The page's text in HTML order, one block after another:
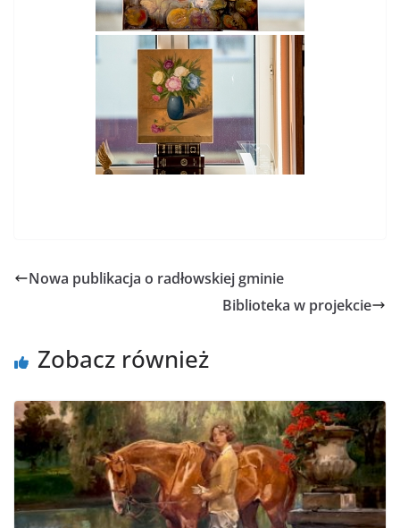
Nowa publikacja o radłowskiej gminie
Biblioteka w projekcie
Zobacz również